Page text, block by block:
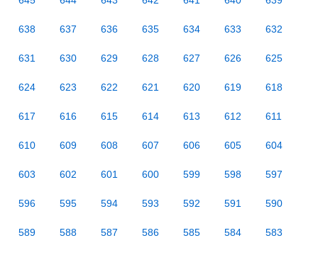
638 637 636 635 634 633 632
631 630 629 628 627 626 625
624 623 622 621 620 619 618
617 616 615 614 613 612 611
610 609 608 607 606 605 604
603 602 601 600 599 598 597
596 595 594 593 592 591 590
589 588 587 586 585 584 583